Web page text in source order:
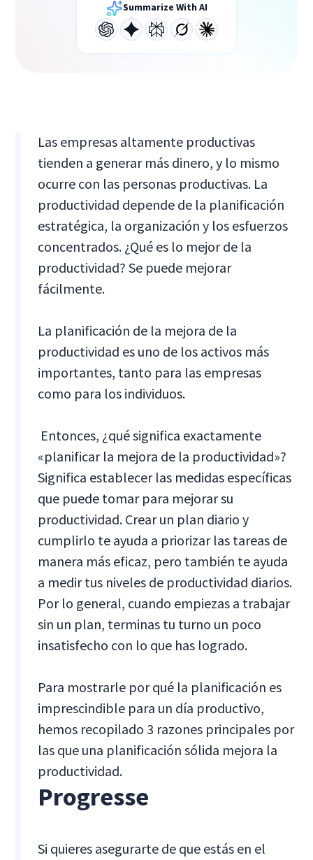
Summarize With AI
Las empresas altamente productivas
tienden a generar más dinero, y lo mismo
ocurre con las personas productivas. La
productividad depende de la planificación
estratégica, la organización y los esfuerzos
concentrados. ¿Qué es lo mejor de la
productividad? Se puede mejorar
fácilmente.
La planificación de la mejora de la
productividad es uno de los activos más
importantes, tanto para las empresas
como para los individuos.
‍ Entonces, ¿qué significa exactamente
«planificar la mejora de la productividad»?
Significa establecer las medidas específicas
que puede tomar para mejorar su
productividad. Crear un plan diario y
cumplirlo te ayuda a priorizar las tareas de
manera más eficaz, pero también te ayuda
a medir tus niveles de productividad diarios.
Por lo general, cuando empiezas a trabajar
sin un plan, terminas tu turno un poco
insatisfecho con lo que has logrado.
Para mostrarle por qué la planificación es
imprescindible para un día productivo,
hemos recopilado 3 razones principales por
las que una planificación sólida mejora la
productividad.
Progresse
Si quieres asegurarte de que estás en el